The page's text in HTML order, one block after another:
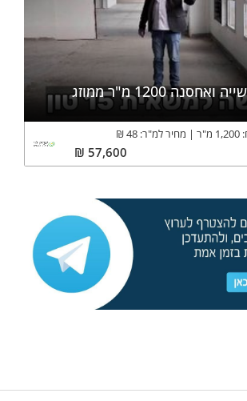
1200 מ"ר ממוזג
1,200 מ"ר מחיר למ"ר: 48
₪
57,600
₪